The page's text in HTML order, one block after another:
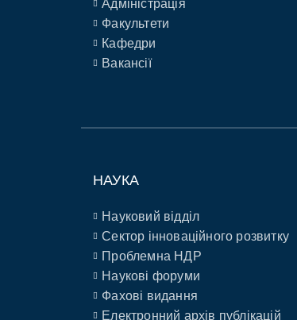
Адміністрація
Факультети
Кафедри
Вакансії
НАУКА
Науковий відділ
Сектор інноваційного розвитку
Проблемна НДР
Наукові форуми
Фахові видання
Електронний архів публікацій